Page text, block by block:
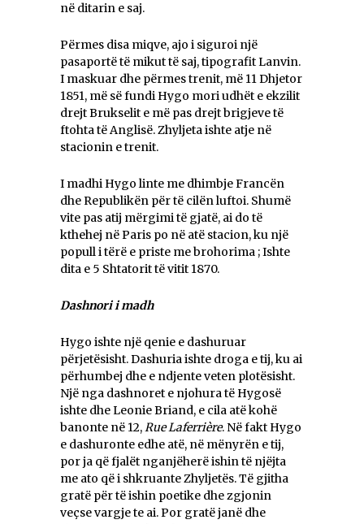
në ditarin e saj.
Përmes disa miqve, ajo i siguroi një
pasaportë të mikut të saj, tipografit Lanvin.
I maskuar dhe përmes trenit, më 11 Dhjetor
1851, më së fundi Hygo mori udhët e ekzilit
drejt Brukselit e më pas drejt brigjeve të
ftohta të Anglisë. Zhyljeta ishte atje në
stacionin e trenit.
I madhi Hygo linte me dhimbje Francën
dhe Republikën për të cilën luftoi. Shumë
vite pas atij mërgimi të gjatë, ai do të
kthehej në Paris po në atë stacion, ku një
popull i tërë e priste me brohorima ; Ishte
dita e 5 Shtatorit të vitit 1870.
Dashnori i madh
Hygo ishte një qenie e dashuruar
përjetësisht. Dashuria ishte droga e tij, ku ai
përhumbej dhe e ndjente veten plotësisht.
Një nga dashnoret e njohura të Hygosë
ishte dhe Leonie Briand, e cila atë kohë
banonte në 12,Rue Laferrière. Në fakt Hygo
e dashuronte edhe atë, në mënyrën e tij,
por ja që fjalët nganjëherë ishin të njëjta
me ato që i shkruante Zhyljetës. Të gjitha
gratë për të ishin poetike dhe zgjonin
veçse vargje te ai. Por gratë janë dhe